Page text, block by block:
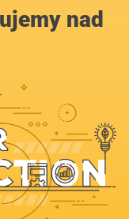
nad